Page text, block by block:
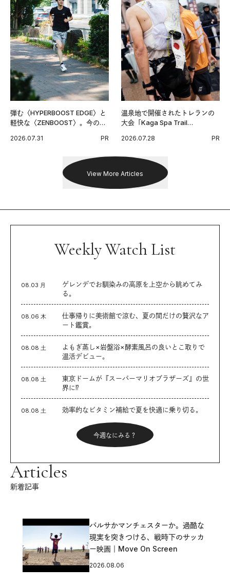
弾む〈HYPERBOOST EDGE〉と
軽快な〈ZENBOOST〉。今の時
出した新機軸。
2026.07.31 PR
温泉地で開催されたトレランの
大会「Kaga Spa Trail
戦を夢見るランナーたちの奮闘
2026.07.28 PR
View More Articles
Weekly Watch List
08.03 月
ゲレンデでお馴染みの高原を上空から眺めてみ
る。
08.06 木
仕事帰りに美術館で涼む、夏の間だけの贅沢なア
ート鑑賞。
08.08 土
よもぎ蒸し×岩盤浴×酵素風呂の良いとこ取りで
温活デビュー。
08.08 土
東京ドームが『スーパーマリオブラザーズ』の世
界に⁉︎
08.08 土 効率的なビタミン補給で夏を快適に乗り切る。
今週なにみる？
Articles
新着記事
バルサかマンチェスターか。過酷な
現実を突きつける、戦時下のサッカ
ー映画｜Move On Screen
2026.08.06